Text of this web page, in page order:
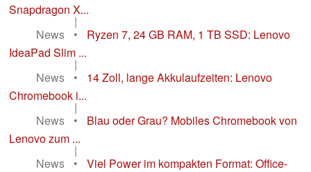
Snapdragon X...
|
News
•
Ryzen 7, 24 GB RAM, 1 TB SSD: Lenovo
IdeaPad Slim ...
|
News
•
14 Zoll, lange Akkulaufzeiten: Lenovo
Chromebook i...
|
News
•
Blau oder Grau? Mobiles Chromebook von
Lenovo zum ...
|
News
•
Viel Power im kompakten Format: Office-